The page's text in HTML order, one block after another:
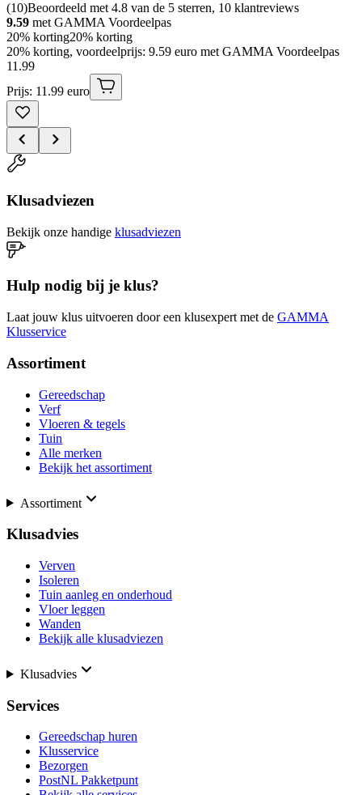
(10)Beoordeeld met 4.8 van de 5 sterren, 10 klantreviews
9.59 met GAMMA Voordeelpas
20% korting20% korting
20% korting, voordeelprijs: 9.59 euro met GAMMA Voordeelpas
11 .99
Prijs: 11.99 euro
Klusadviezen
Bekijk onze handige klusadviezen
Hulp nodig bij je klus?
Laat jouw klus uitvoeren door een klusexpert met de GAMMA
Klusservice
Assortiment
Gereedschap
Verf
Vloeren & tegels
Tuin
Alle merken
Bekijk het assortiment
Assortiment
Klusadvies
Verven
Isoleren
Tuin aanleg en onderhoud
Vloer leggen
Wanden
Bekijk alle klusadviezen
Klusadvies
Services
Gereedschap huren
Klusservice
Bezorgen
PostNL Pakketpunt